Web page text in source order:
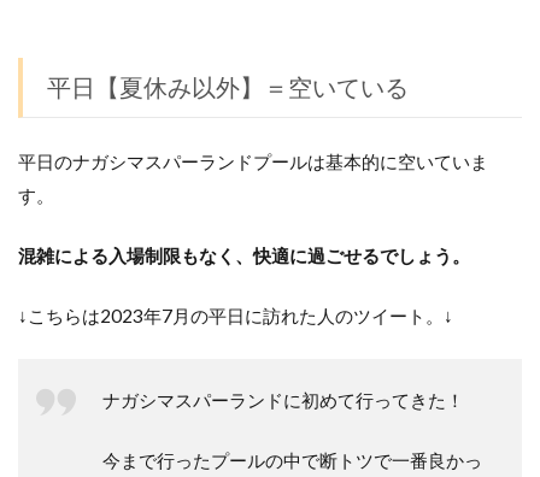
平日【夏休み以外】＝空いている
平日のナガシマスパーランドプールは基本的に空いていま
す。
混雑による入場制限もなく、快適に過ごせるでしょう。
↓こちらは2023年7月の平日に訪れた人のツイート。↓
ナガシマスパーランドに初めて行ってきた！
今まで行ったプールの中で断トツで一番良かっ